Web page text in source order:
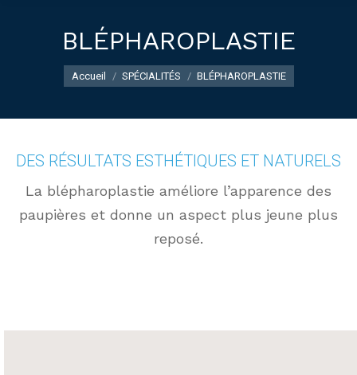
BLÉPHAROPLASTIE
Vous êtes ici :
Accueil SPÉCIALITÉS BLÉPHAROPLASTIE
DES RÉSULTATS ESTHÉTIQUES ET NATURELS
La blépharoplastie améliore l’apparence des
paupières et donne un aspect plus jeune plus
reposé.